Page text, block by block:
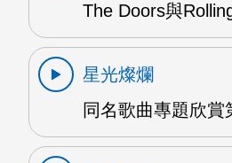
The Doors與
星光燦爛
同名歌曲專題欣賞